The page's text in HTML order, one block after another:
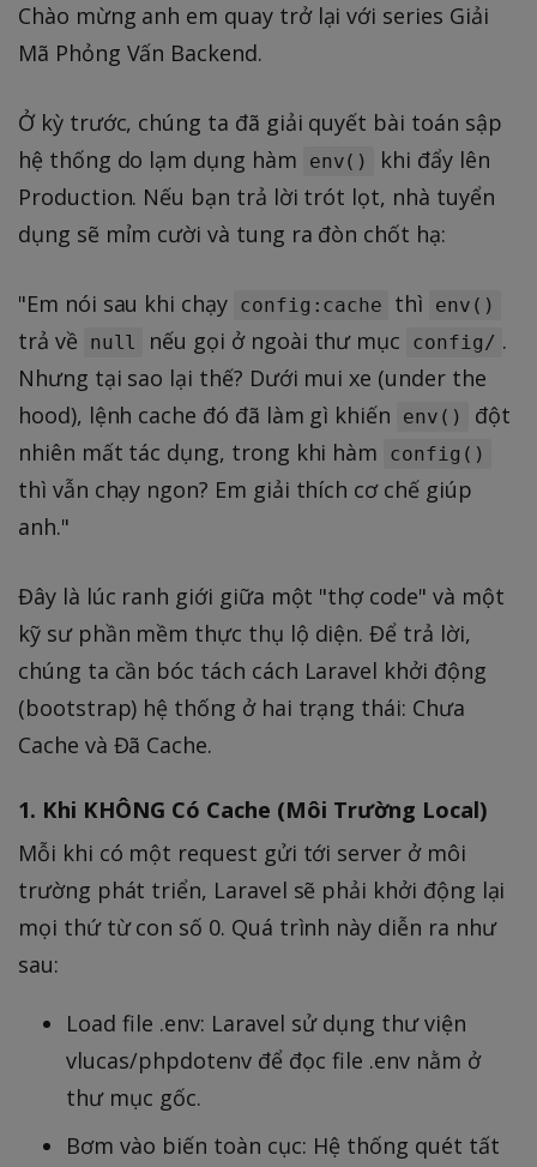
Chào mừng anh em quay trở lại với series Giải
Mã Phỏng Vấn Backend.
Ở kỳ trước, chúng ta đã giải quyết bài toán sập
hệ thống do lạm dụng hàm
env()
khi đẩy lên
Production. Nếu bạn trả lời trót lọt, nhà tuyển
dụng sẽ mỉm cười và tung ra đòn chốt hạ:
"Em nói sau khi chạy config:cache thì env()
trả về null nếu gọi ở ngoài thư mục config/ .
Nhưng tại sao lại thế? Dưới mui xe (under the
hood), lệnh cache đó đã làm gì khiến
env()
đột
nhiên mất tác dụng, trong khi hàm
config()
thì vẫn chạy ngon? Em giải thích cơ chế giúp
anh."
Đây là lúc ranh giới giữa một "thợ code" và một
kỹ sư phần mềm thực thụ lộ diện. Để trả lời,
chúng ta cần bóc tách cách Laravel khởi động
(bootstrap) hệ thống ở hai trạng thái: Chưa
Cache và Đã Cache.
1. Khi KHÔNG Có Cache (Môi Trường Local)
Mỗi khi có một request gửi tới server ở môi
trường phát triển, Laravel sẽ phải khởi động lại
mọi thứ từ con số 0. Quá trình này diễn ra như
sau:
Load file .env: Laravel sử dụng thư viện
vlucas/phpdotenv để đọc file .env nằm ở
thư mục gốc.
Bơm vào biến toàn cục: Hệ thống quét tất